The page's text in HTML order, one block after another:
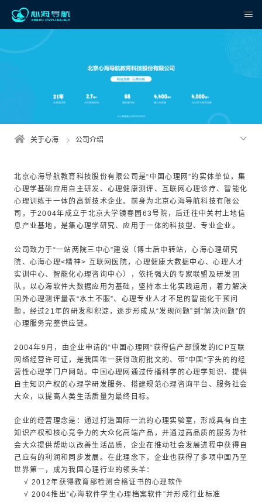
首页
产品中心
联系我们
心海云
关于心海 公司介绍
北京心海导航教育科技股份有限公司是“中国心理网”的实体单位，集
心理学基础应用自主研发、心理健康测评、互联网心理诊疗、智能化
心理训练于一体的高新技术企业。前身为北京心海导航科技有限公
司，于2004年成立于北京大学镜春园63号院，后迁往中关村上地信
息产业基地，是集心理学研究、应用于一体的科技型、专业企业。
公司致力于“一站两院三中心”建设（博士后中转站，心海心理研究
院、心海心理<精神> 互联网医院，心理健康大数据中心、心理人才
实训中心、智能化心理咨询中心），依托强大的专家联盟及研发团
队，以心海软件大数据应用为基础，坚持本土化实践运用，着力解决
国外心理测评量表“水土不服”、心理专业人才不足的智能化干预问
题，经过21年的研发和积淀，逐步形成从“发现问题”到“解决问题”的
心理服务完整供应链。
2004年9月，由企业申请的“中国心理网“获得信产部颁发的ICP互联
网络经营许可证，是我国唯一获得政府批文的、带”中国“字头的的经
营性心理学门户网站。中国心理网通过传播科学的心理学知识、提供
自主知识产权的心理学研发服务、搭建规范心理咨询平台、服务社会
大众，以提高人类生活质量为最终目标。
企业的经营理念是：通过打造国际一流的心理实验室，形成具有自主
知识产权和核心竞争力的大众化高端产品，并通过高品质的服务为社
会大众提供帮助以改善生活品质，企业在推动社会发展进程中获得自
己应有的利润和同步发展。在此理念下，企业也获得了多项中国乃至
世界第一，成为我国心理行业的领头羊：
√ 2012年获得教育部检测合格证书的心理软件
√ 2004推出“心海软件学生心理档案软件”并形成行业标准